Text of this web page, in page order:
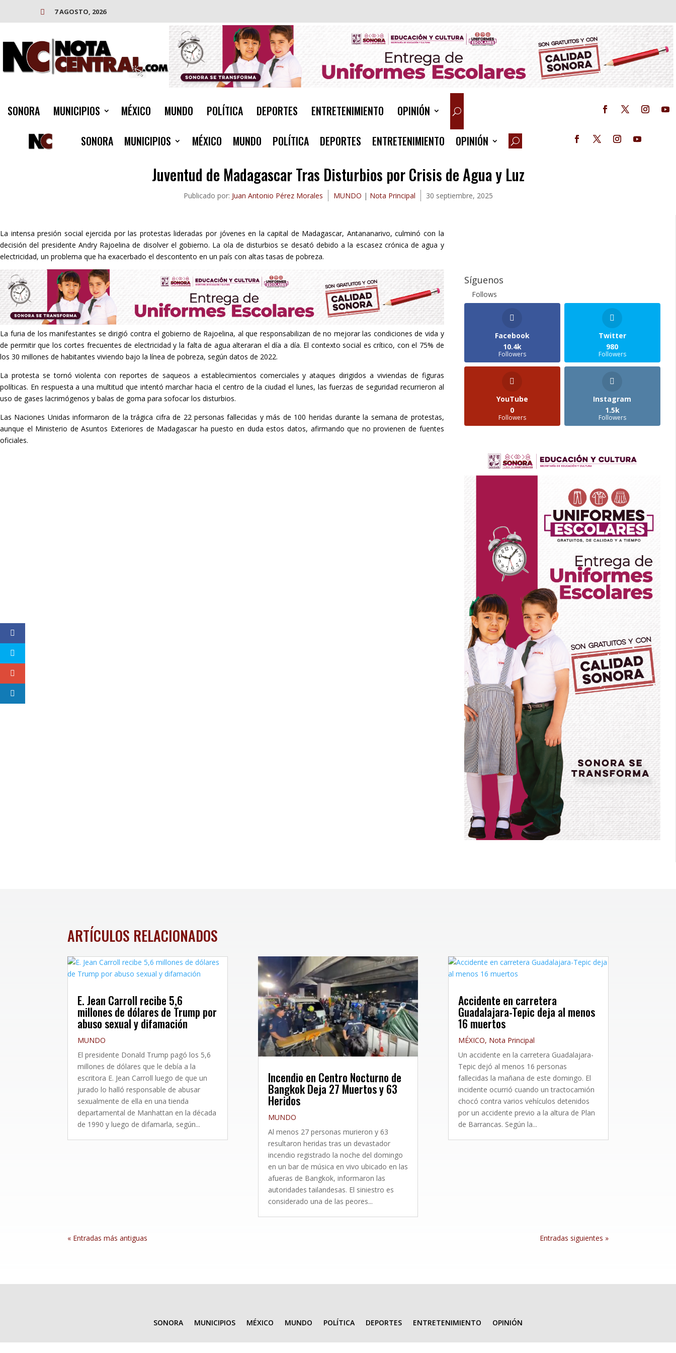
 7 AGOSTO, 2026
SONORA MUNICIPIOS MÉXICO MUNDO POLÍTICA DEPORTES ENTRETENIMIENTO
OPINIÓN
SONORA
MUNICIPIOS MÉXICO MUNDO POLÍTICA DEPORTES ENTRETENIMIENTO OPINIÓN
Juventud de Madagascar Tras Disturbios por Crisis de Agua y Luz
Publicado por: Juan Antonio Pérez Morales MUNDO | Nota Principal 30 septiembre, 2025
La intensa presión social ejercida por las protestas lideradas por jóvenes en la capital de Madagascar, Antananarivo, culminó con la
decisión del presidente Andry Rajoelina de disolver el gobierno. La ola de disturbios se desató debido a la escasez crónica de agua y
electricidad, un problema que ha exacerbado el descontento en un país con altas tasas de pobreza.
La furia de los manifestantes se dirigió contra el gobierno de Rajoelina, al que responsabilizan de no mejorar las condiciones de vida y
de permitir que los cortes frecuentes de electricidad y la falta de agua alteraran el día a día. El contexto social es crítico, con el 75% de
los 30 millones de habitantes viviendo bajo la línea de pobreza, según datos de 2022.
La protesta se tornó violenta con reportes de saqueos a establecimientos comerciales y ataques dirigidos a viviendas de figuras
políticas. En respuesta a una multitud que intentó marchar hacia el centro de la ciudad el lunes, las fuerzas de seguridad recurrieron al
uso de gases lacrimógenos y balas de goma para sofocar los disturbios.
Las Naciones Unidas informaron de la trágica cifra de 22 personas fallecidas y más de 100 heridas durante la semana de protestas,
aunque el Ministerio de Asuntos Exteriores de Madagascar ha puesto en duda estos datos, afirmando que no provienen de fuentes
oficiales.
Síguenos
Follows
Facebook
10.4k
Followers
Twitter
980
Followers
YouTube
0
Followers
Instagram
1.5k
Followers
ARTÍCULOS RELACIONADOS
E. Jean Carroll recibe 5,6
millones de dólares de Trump por
abuso sexual y difamación
MUNDO
El presidente Donald Trump pagó los 5,6
millones de dólares que le debía a la
escritora E. Jean Carroll luego de que un
jurado lo halló responsable de abusar
sexualmente de ella en una tienda
departamental de Manhattan en la década
de 1990 y luego de difamarla, según...
Incendio en Centro Nocturno de
Bangkok Deja 27 Muertos y 63
Heridos
MUNDO
Al menos 27 personas murieron y 63
resultaron heridas tras un devastador
incendio registrado la noche del domingo
en un bar de música en vivo ubicado en las
afueras de Bangkok, informaron las
autoridades tailandesas. El siniestro es
considerado una de las peores...
Accidente en carretera
Guadalajara-Tepic deja al menos
16 muertos
MÉXICO, Nota Principal
Un accidente en la carretera Guadalajara-
Tepic dejó al menos 16 personas
fallecidas la mañana de este domingo. El
incidente ocurrió cuando un tractocamión
chocó contra varios vehículos detenidos
por un accidente previo a la altura de Plan
de Barrancas. Según la...
« Entradas más antiguas Entradas siguientes »
SONORA MUNICIPIOS MÉXICO MUNDO POLÍTICA DEPORTES ENTRETENIMIENTO OPINIÓN